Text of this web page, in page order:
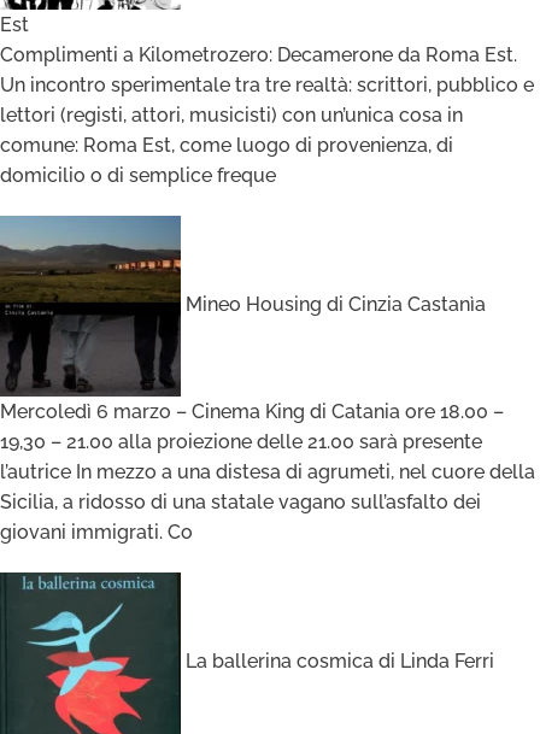
Est
Complimenti a Kilometrozero: Decamerone da Roma Est.
Un incontro sperimentale tra tre realtà: scrittori, pubblico e
lettori (registi, attori, musicisti) con un’unica cosa in
comune: Roma Est, come luogo di provenienza, di
domicilio o di semplice freque
Mineo Housing di Cinzia Castanìa
Mercoledì 6 marzo – Cinema King di Catania ore 18.00 –
19,30 – 21.00 alla proiezione delle 21.00 sarà presente
l’autrice In mezzo a una distesa di agrumeti, nel cuore della
Sicilia, a ridosso di una statale vagano sull’asfalto dei
giovani immigrati. Co
La ballerina cosmica di Linda Ferri